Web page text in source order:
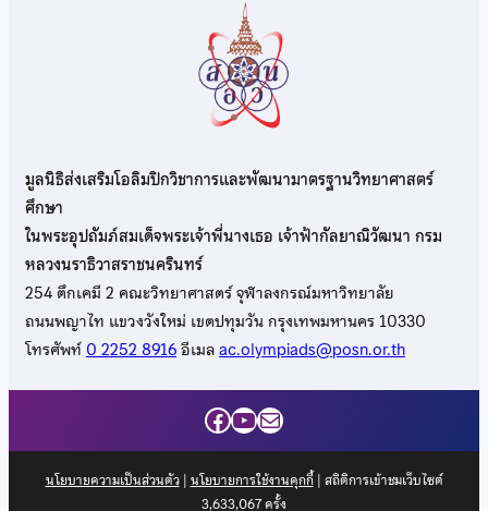
มูลนิธิส่งเสริมโอลิมปิกวิชาการและพัฒนามาตรฐานวิทยาศาสตร์
ศึกษา
ในพระอุปถัมภ์สมเด็จพระเจ้าพี่นางเธอ เจ้าฟ้ากัลยาณิวัฒนา กรม
หลวงนราธิวาสราชนครินทร์
254 ตึกเคมี 2 คณะวิทยาศาสตร์ จุฬาลงกรณ์มหาวิทยาลัย
ถนนพญาไท แขวงวังใหม่ เขตปทุมวัน กรุงเทพมหานคร 10330
โทรศัพท์0 2252 8916อีเมลac.olympiads@posn.or.th
Facebook
YouTube
Mail
นโยบายความเป็นส่วนตัว| นโยบายการใช้งานคุกกี้| สถิติการเข้าชมเว็บไซต์
3,633,067ครั้ง